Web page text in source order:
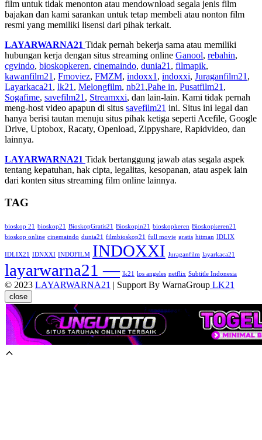
film untuk tidak menonton atau mendownload segala jenis film
bajakan dan kami sarankan untuk tetap membeli atau nonton film
resmi yang memiliki lisensi dari pihak terkait.
LAYARWARNA21 Tidak pernah bekerja sama atau memiliki
hubungan kerja dengan situs streaming online Ganool, rebahin,
cgvindo, bioskopkeren, cinemaindo, dunia21 , filmapik,
kawanfilm21 , Fmoviez, FMZM, indoxx1 , indoxxi, Juraganfilm21 ,
Layarkaca21 , lk21 , Melongfilm, nb21 ,Pahe in, Pusatfilm21 ,
Sogafime, savefilm21 , Streamxxi, dan lain-lain. Kami tidak pernah
meng-host video apapun di situs savefilm21 ini. Situs ini legal dan
hanya berisi tautan menuju situs pihak ketiga seperti Acefile, Google
Drive, Uptobox, Racaty, Openload, Zippyshare, Rapidvideo, dan
lainnya.
LAYARWARNA21 Tidak bertanggung jawab atas segala aspek
tentang kepatuhan, hak cipta, legalitas, kesopanan, atau aspek lain
dari konten situs streaming film online lainnya.
TAG
bioskop 21 bioskop21 BioskopGratis21 Bioskopin21 bioskopkeren Bioskopkeren21
bioskop online cinemaindo dunia21 filmbioskop21 full movie gratis hitman IDLIX
IDLIX21 IDNXXI INDOFILM INDOXXI Juraganfilm layarkaca21
layarwarna21 — lk21 los angeles netflix Subtitle Indonesia
© 2023 LAYARWARNA21 | Support By WarnaGroup LK21
close